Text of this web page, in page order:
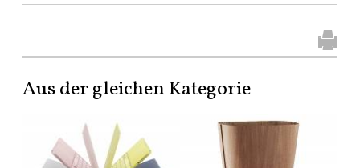
Aus der gleichen Kategorie